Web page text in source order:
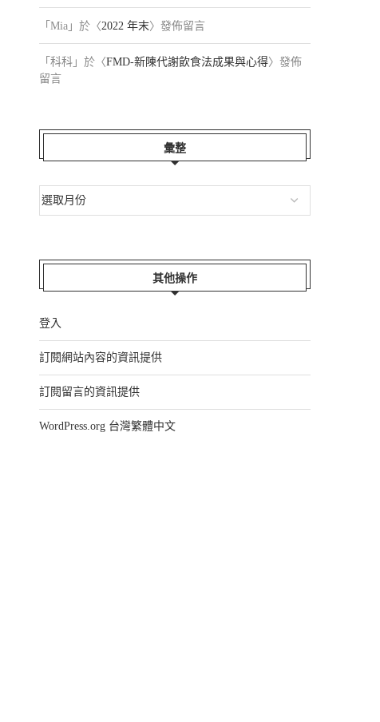
「 Mia 」於〈2022 年末〉發佈留言
「 科科 」於〈FMD-新陳代謝飲食法成果與心得〉發佈
留言
彙整
其他操作
登入
訂閱網站內容的資訊提供
訂閱留言的資訊提供
WordPress.org 台灣繁體中文